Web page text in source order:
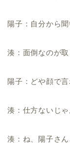
陽子：自分から
湊：面倒なのが取
陽子：どや顔で言
湊：仕方ないじ
湊：ね、陽子さ